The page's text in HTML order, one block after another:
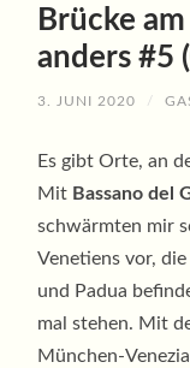
Brücke
anders #5
3. JUNI 2020 /
Es gibt Orte, an
Mit Bassano del
schwärmten mir
Venetiens vor,
und Padua
mal stehen. Mit
München-